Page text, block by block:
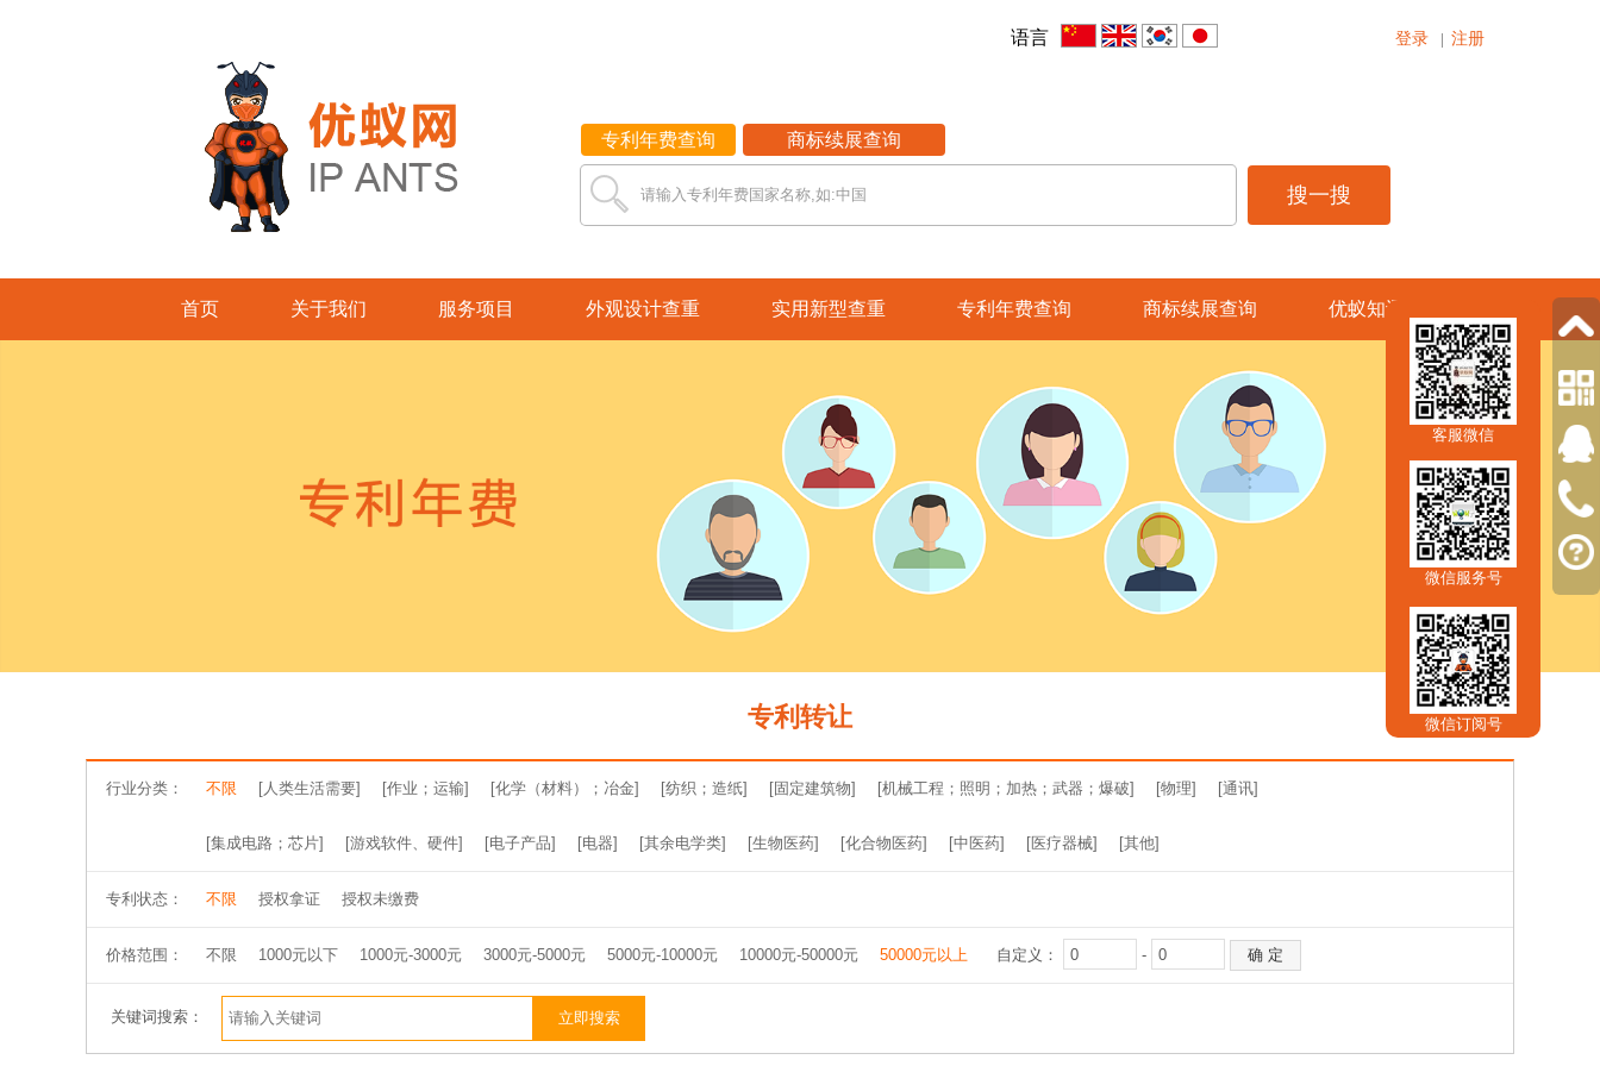
语言 登录 | 注册
专利年费查询 商标续展查询
请输入专利年费国家名称,如:中国
首页 关于我们 服务项目 外观设计查重 实用新型查重 专利年费查询 商标续展查询 优蚁知讯
专利转让
行业分类： 不限 [人类生活需要] [作业；运输] [化学（材料）；冶金] [纺织；造纸] [固定建筑物] [机械工程；照明；加热；武器；爆破] [物理] [通讯]
[集成电路；芯片] [游戏软件、硬件] [电子产品] [电器] [其余电学类] [生物医药] [化合物医药] [中医药] [医疗器械] [其他]
专利状态： 不限 授权拿证 授权未缴费
价格范围： 不限 1000元以下 1000元-3000元 3000元-5000元 5000元-10000元 10000元-50000元 50000元以上 自定义： -
关键词搜索：
客服微信
微信服务号
微信订阅号